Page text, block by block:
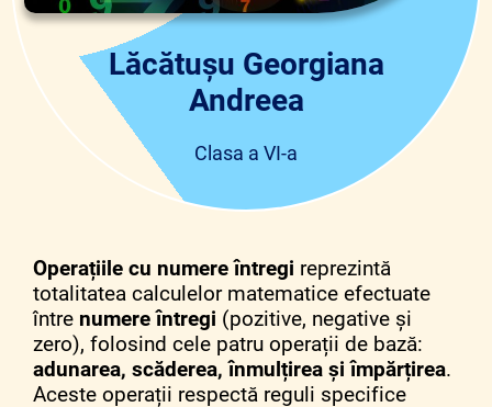
Lăcătușu Georgiana
Andreea
Clasa a VI-a
Operațiile cu numere întregi reprezintă
totalitatea calculelor matematice efectuate
între numere întregi (pozitive, negative și
zero), folosind cele patru operații de bază:
adunarea, scăderea, înmulțirea și împărțirea.
Aceste operații respectă reguli specifice